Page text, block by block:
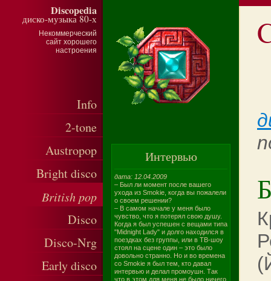
Discopedia
диско-музыка 80-х
Некоммерческий
сайт хорошего
настроения
Info
2-tone
Austropop
Bright disco
British pop
Disco
Disco-Nrg
Early disco
Интервью
дата: 12.04.2009
– Был ли момент после вашего
ухода из Smokie, когда вы пожалели
о своем решении?
– В самом начале у меня было
чувство, что я потерял свою душу.
Когда я был успешен с вещами типа
"Midnight Lady" и долго находился в
поездках без группы, или в ТВ-шоу
стоял на сцене один – это было
довольно странно. Но и во времена
со Smokie я был тем, кто давал
интервью и делал промоушн. Так
что в этом для меня не было ничего